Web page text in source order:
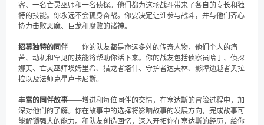
客、一名亡灵巫师和一名侦探。他们都为这场战斗带来了各自的专长和独
特的技能。你永远不会孤身奋战。你要决定让谁参与战斗，并与他们齐心
协力击败恶魔、巨龙和腐败的诸神。
招募独特的同伴——你的队友都是命运多舛的传奇人物，他们个人的痛
苦、动机和罕见的技能将帮助你活下来。你的战友包括侦察员哈丁、侦探
娜芙、亡灵巫师埃姆里希、猎龙者塔什、守护者达夫林、影障逾越者贝拉
拉以及法师克星卢卡尼斯。
丰富的同伴故事——增进和每位同伴的交情，在塞达斯的冒险过程中，加
深对他们的了解。你在故事中的选择将影响故事的发展方向，完成故事可
能解锁强大的能力。和队友创造回忆，深入开拓你在塞达斯的经历，给你